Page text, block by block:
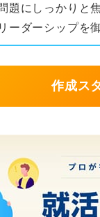
題にしっかりと
ーダーシップを
作成ス